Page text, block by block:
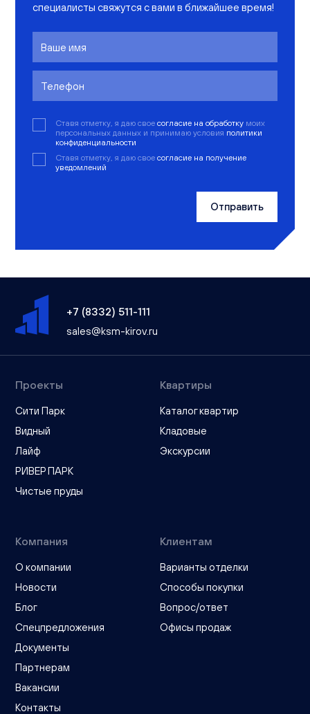
специалисты свяжутся с вами в ближайшее время!
Ставя отметку, я даю свое согласие на обработку моих
персональных данных и принимаю условия политики
конфиденциальности
Ставя отметку, я даю свое согласие на получение
уведомлений
Отправить
+7 (8332) 511-111
sales@ksm-kirov.ru
Проекты
Сити Парк
Видный
Лайф
РИВЕР ПАРК
Чистые пруды
Квартиры
Каталог квартир
Кладовые
Экскурсии
Компания
О компании
Новости
Блог
Спецпредложения
Документы
Партнерам
Вакансии
Контакты
Клиентам
Варианты отделки
Способы покупки
Вопрос/ответ
Офисы продаж